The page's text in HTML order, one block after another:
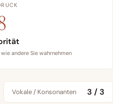
andere Sie wahrnehmen
Vokale / Konsonanten 3 / 3